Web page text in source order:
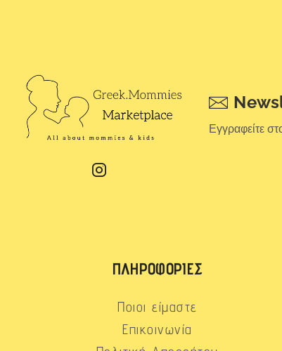
Εγγραφείτε
ΠΛΗΡΟΦΟΡΊΕΣ
Ποιοι είμαστε
Επικοινωνία